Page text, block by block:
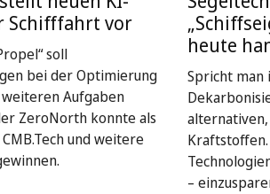
Schifffahrt vor
soll
bei der Optimierung
Aufgaben
ZeroNorth konnte als
und weitere
heute
Spricht man
–